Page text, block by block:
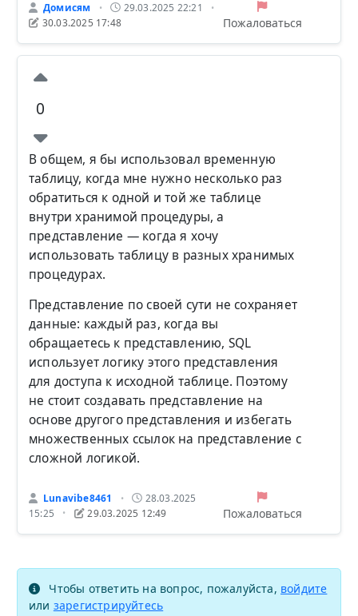
Домисям • 29.03.2025 22:21 •
30.03.2025 17:48 Пожаловаться
0
В общем, я бы использовал временную
таблицу, когда мне нужно несколько раз
обратиться к одной и той же таблице
внутри хранимой процедуры, а
представление — когда я хочу
использовать таблицу в разных хранимых
процедурах.
Представление по своей сути не сохраняет
данные: каждый раз, когда вы
обращаетесь к представлению, SQL
использует логику этого представления
для доступа к исходной таблице. Поэтому
не стоит создавать представление на
основе другого представления и избегать
множественных ссылок на представление с
сложной логикой.
Lunavibe8461 •
28.03.2025
15:25
• 29.03.2025 12:49 Пожаловаться
Чтобы ответить на вопрос, пожалуйста, войдите
или зарегистрируйтесь